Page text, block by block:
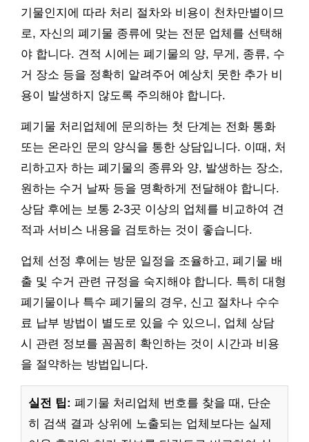
기물인지에 따라 처리 절차와 비용이 천차만별이므
로, 자신의 폐기물 종류에 맞는 전문 업체를 선택해
야 합니다. 견적 시에는 폐기물의 양, 무게, 종류, 수
거 장소 등을 정확히 알려주어 예상치 못한 추가 비
용이 발생하지 않도록 주의해야 합니다.
폐기물 처리업체에 문의하는 첫 단계는 전화 통화
또는 온라인 문의 양식을 통한 상담입니다. 이때, 처
리하고자 하는 폐기물의 종류와 양, 발생하는 장소,
원하는 수거 날짜 등을 명확하게 전달해야 합니다.
상담 후에는 보통 2-3곳 이상의 업체를 비교하여 견
적과 서비스 내용을 검토하는 것이 좋습니다.
업체 선정 후에는 방문 일정을 조율하고, 폐기물 배
출 및 수거 관련 규정을 숙지해야 합니다. 특히 대형
폐기물이나 특수 폐기물의 경우, 신고 절차나 수수
료 납부 방법이 별도로 있을 수 있으니, 업체 상담
시 관련 정보를 꼼꼼히 확인하는 것이 시간과 비용
을 절약하는 방법입니다.
실전 팁: 폐기물 처리업체 번호를 찾을 때, 단순
히 검색 결과 상위에 노출되는 업체보다는 실제